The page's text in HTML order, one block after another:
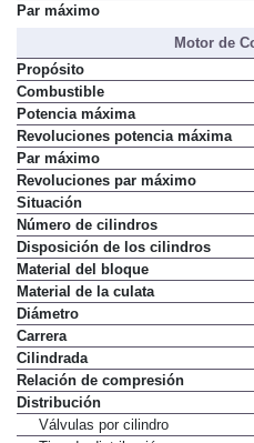
Par máximo
Motor de
Propósito
Combustible
Potencia máxima
Revoluciones potencia máxima
Par máximo
Revoluciones par máximo
Situación
Número de cilindros
Disposición de los cilindros
Material del bloque
Material de la culata
Diámetro
Carrera
Cilindrada
Relación de compresión
Distribución
Válvulas por cilindro